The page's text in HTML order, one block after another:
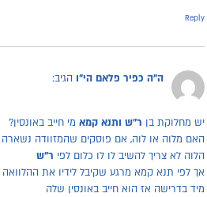
ה"ה כפיר פלאם הי"ו הגיב:
מחלוקת בן ר"ש ותנא קמאמי חייב באונסין?
מלוה או לוה, אם פוסקים שהמזוודה
לא צריך להשיב לו לו כלום לפי ר"ש
לפי תנא קמא מרגע שקיבל לידיו את ההלוואה
בדרישה אז הוא חייב באונסין שלה